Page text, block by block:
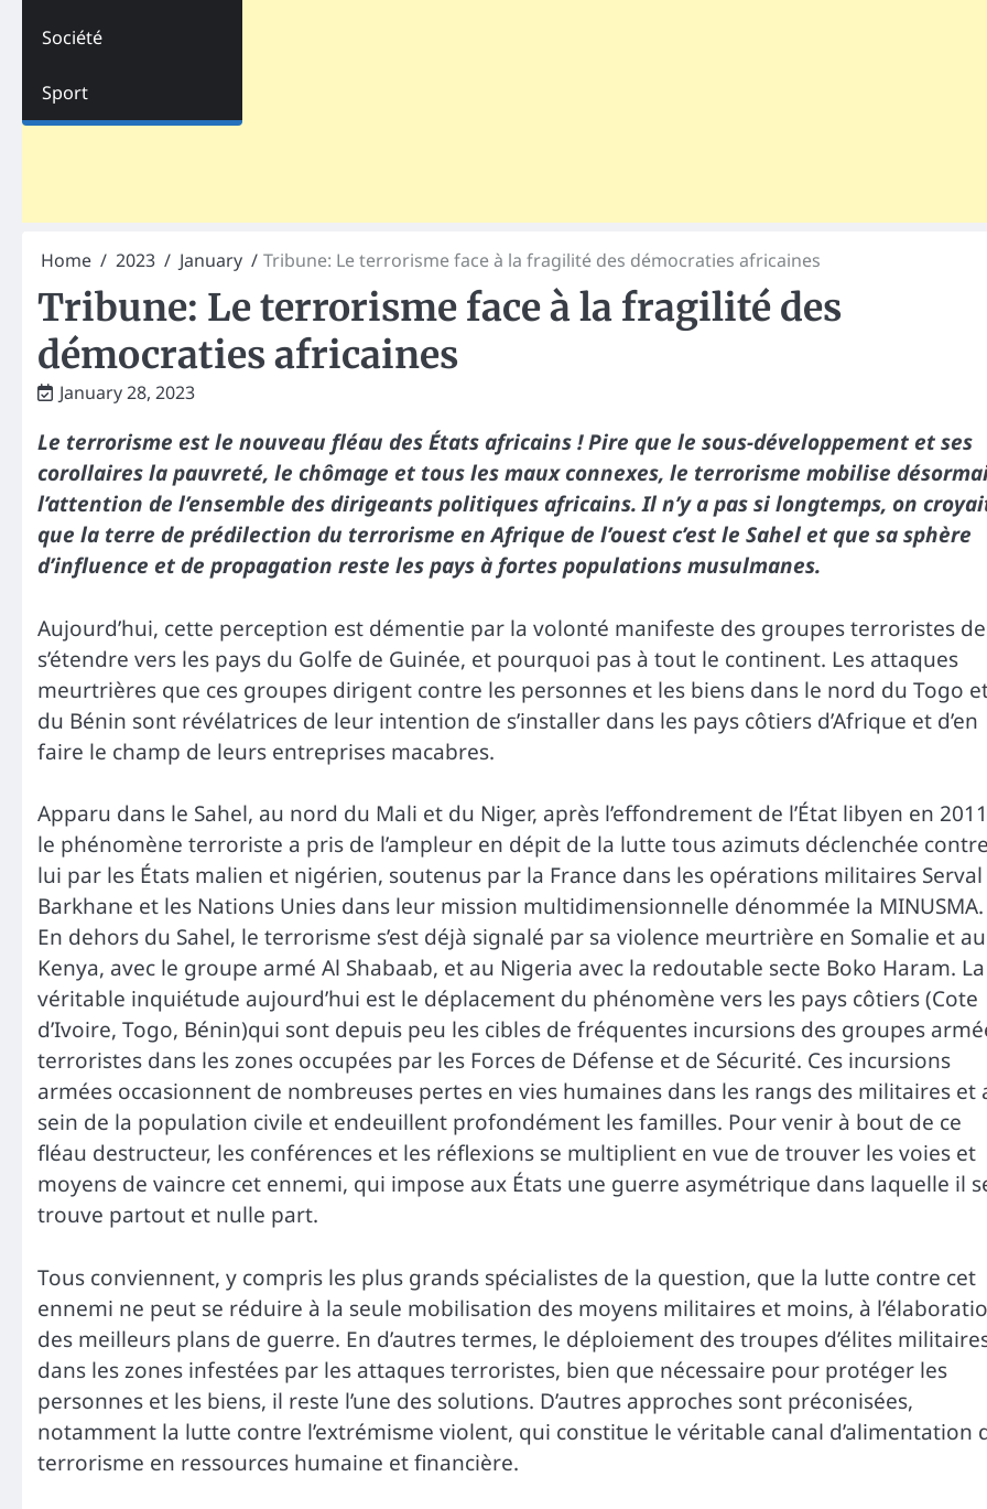
Société
Sport
Home 2023 January Tribune: Le terrorisme face à la fragilité des démocraties africaines
Tribune: Le terrorisme face à la fragilité des
démocraties africaines
January 28, 2023
Le terrorisme est le nouveau fléau des États africains ! Pire que le sous-développement et ses
corollaires la pauvreté, le chômage et tous les maux connexes, le terrorisme mobilise
l’attention de l’ensemble des dirigeants politiques africains. Il n’y a pas si longtemps, on
que la terre de prédilection du terrorisme en Afrique de l’ouest c’est le Sahel et que sa sphère
d’influence et de propagation reste les pays à fortes populations musulmanes.
Aujourd’hui, cette perception est démentie par la volonté manifeste des groupes terroristes de
s’étendre vers les pays du Golfe de Guinée, et pourquoi pas à tout le continent. Les attaques
meurtrières que ces groupes dirigent contre les personnes et les biens dans le nord du Togo
du Bénin sont révélatrices de leur intention de s’installer dans les pays côtiers d’Afrique et d’en
faire le champ de leurs entreprises macabres.
Apparu dans le Sahel, au nord du Mali et du Niger, après l’effondrement de l’État libyen en
le phénomène terroriste a pris de l’ampleur en dépit de la lutte tous azimuts déclenchée contre
lui par les États malien et nigérien, soutenus par la France dans les opérations militaires
Barkhane et les Nations Unies dans leur mission multidimensionnelle dénommée la MINUSMA.
En dehors du Sahel, le terrorisme s’est déjà signalé par sa violence meurtrière en Somalie et au
Kenya, avec le groupe armé Al Shabaab, et au Nigeria avec la redoutable secte Boko Haram. La
véritable inquiétude aujourd’hui est le déplacement du phénomène vers les pays côtiers (Cote
d’Ivoire, Togo, Bénin)qui sont depuis peu les cibles de fréquentes incursions des groupes
terroristes dans les zones occupées par les Forces de Défense et de Sécurité. Ces incursions
armées occasionnent de nombreuses pertes en vies humaines dans les rangs des militaires et
sein de la population civile et endeuillent profondément les familles. Pour venir à bout de ce
fléau destructeur, les conférences et les réflexions se multiplient en vue de trouver les voies et
moyens de vaincre cet ennemi, qui impose aux États une guerre asymétrique dans laquelle il
trouve partout et nulle part.
Tous conviennent, y compris les plus grands spécialistes de la question, que la lutte contre cet
ennemi ne peut se réduire à la seule mobilisation des moyens militaires et moins, à
des meilleurs plans de guerre. En d’autres termes, le déploiement des troupes d’élites
dans les zones infestées par les attaques terroristes, bien que nécessaire pour protéger les
personnes et les biens, il reste l’une des solutions. D’autres approches sont préconisées,
notamment la lutte contre l’extrémisme violent, qui constitue le véritable canal d’alimentation
terrorisme en ressources humaine et financière.